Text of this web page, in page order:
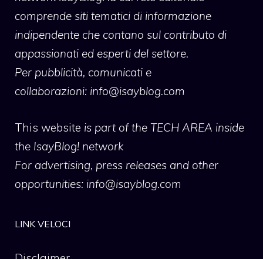
comprende siti tematici di informazione
indipendente che contano sul contributo di
appassionati ed esperti del settore.
Per pubblicità, comunicati e
collaborazioni: info@isayblog.com
This website is part of the TECH AREA inside
the IsayBlog! network
For advertising, press releases and other
opportunities: info@isayblog.com
LINK VELOCI